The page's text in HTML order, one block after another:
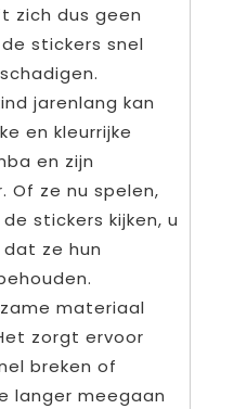
zich dus geen
stickers snel
jarenlang kan
en kleurrijke
en zijn
Of ze nu spelen,
stickers kijken, u
ze hun
materiaal
zorgt ervoor
breken of
langer meegaan